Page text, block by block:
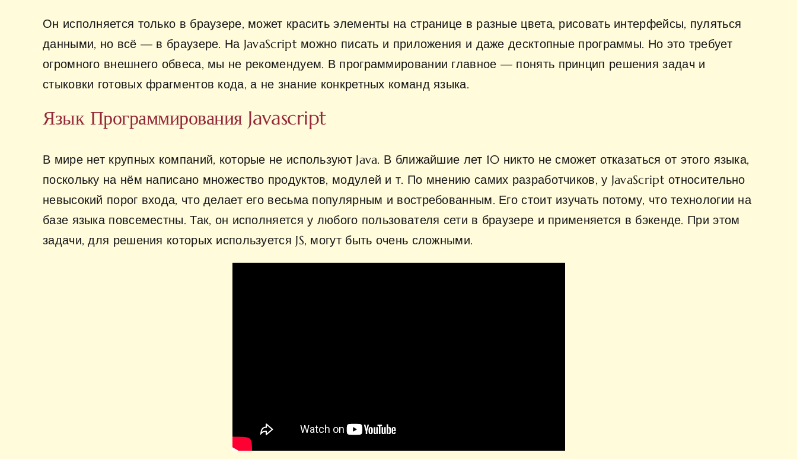
Он исполняется только в браузере, может красить элементы на странице в разные цвета, рисовать интерфейсы, пуляться
данными, но всё — в браузере. На JavaScript можно писать и приложения и даже десктопные программы. Но это требует
огромного внешнего обвеса, мы не рекомендуем. В программировании главное — понять принцип решения задач и
стыковки готовых фрагментов кода, а не знание конкретных команд языка.
Язык Программирования Javascript
В мире нет крупных компаний, которые не используют Java. В ближайшие лет 10 никто не сможет отказаться от этого языка,
поскольку на нём написано множество продуктов, модулей и т. По мнению самих разработчиков, у JavaScript относительно
невысокий порог входа, что делает его весьма популярным и востребованным. Его стоит изучать потому, что технологии на
базе языка повсеместны. Так, он исполняется у любого пользователя сети в браузере и применяется в бэкенде. При этом
задачи, для решения которых используется JS, могут быть очень сложными.